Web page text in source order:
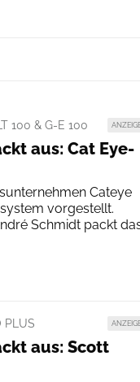
100 & G-E 100
aus: Cat Eye-
Cateye
vorgestellt.
Schmidt packt
PLUS
aus: Scott